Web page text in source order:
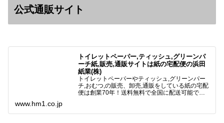
公式通販サイト
トイレットペーパー,ティッシュ,グリーンパ
ーチ紙,販売,通販サイトは紙の宅配便の浜田
紙業(株)
トイレットペーパーやティッシュ,グリーンパー
チ,おむつ,の販売、卸売,通販をしている紙の宅配
便は創業70年！送料無料で全国に配送可能で
様と歩んでまいりま…
www.hm1.co.jp